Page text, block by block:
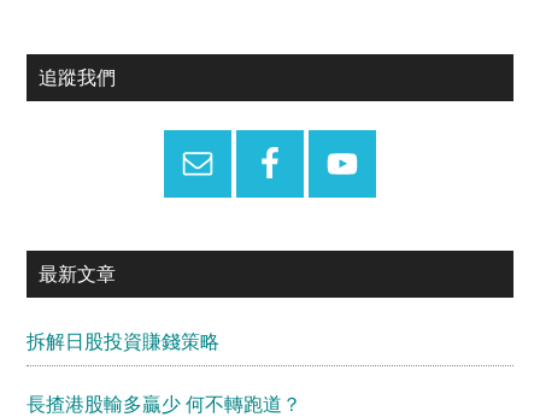
Primary
追蹤我們
最新文章
拆解日股投資賺錢策略
長揸港股輸多贏少 何不轉跑道？